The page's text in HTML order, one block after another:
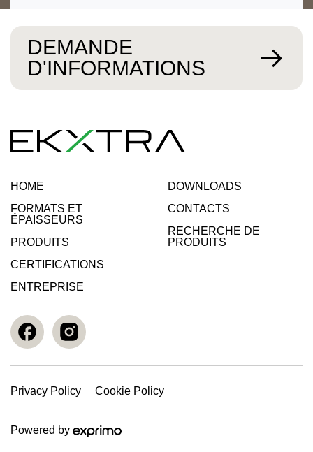
DEMANDE
D'INFORMATIONS
HOME
FORMATS ET
ÉPAISSEURS
PRODUITS
CERTIFICATIONS
ENTREPRISE
DOWNLOADS
CONTACTS
RECHERCHE DE
PRODUITS
Privacy Policy Cookie Policy
Powered by